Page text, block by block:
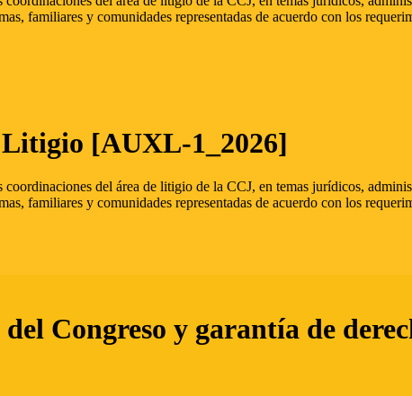
familiares y comunidades representadas de acuerdo con los
[AUXL-1_2026]
del área de litigio de la CCJ, en temas jurídicos,
familiares y comunidades representadas de acuerdo con los
Congreso y garantía de